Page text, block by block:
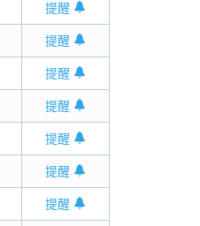
提醒
提醒
提醒
提醒
提醒
提醒
提醒